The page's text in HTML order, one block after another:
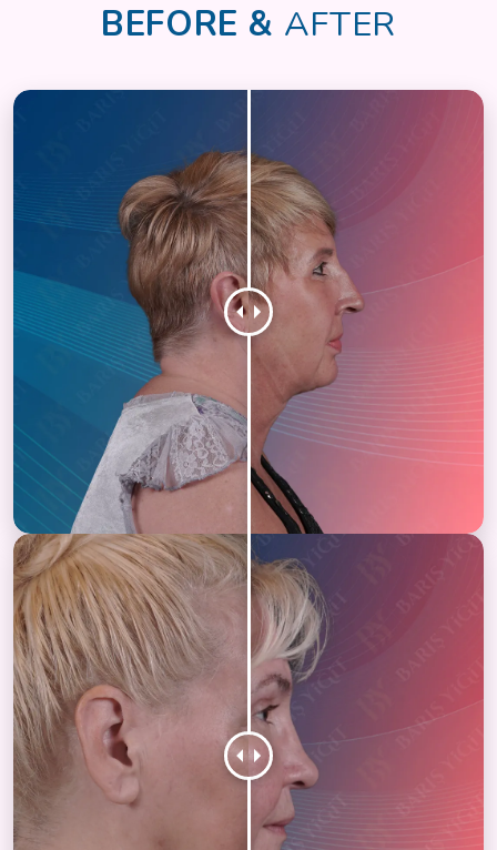
BEFORE & AFTER